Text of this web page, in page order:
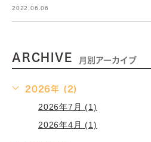
2022.06.06
ARCHIVE 月別アーカイブ
2026年 (2)
2026年7月 (1)
2026年4月 (1)